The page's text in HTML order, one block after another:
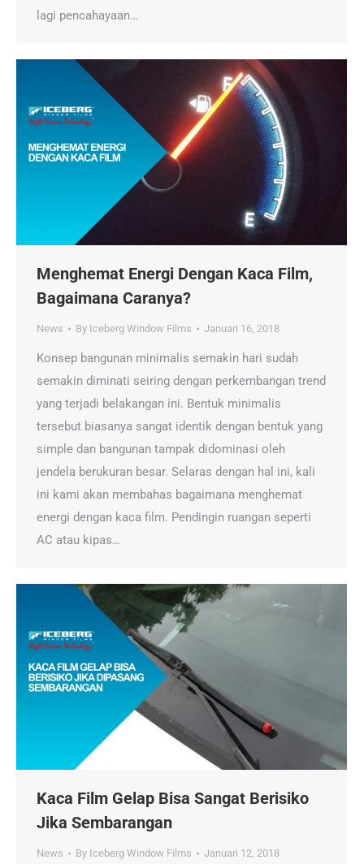
lagi pencahayaan…
Menghemat Energi Dengan Kaca Film,
Bagaimana Caranya?
News By Iceberg Window Films Januari 16, 2018
Konsep bangunan minimalis semakin hari sudah
semakin diminati seiring dengan perkembangan trend
yang terjadi belakangan ini. Bentuk minimalis
tersebut biasanya sangat identik dengan bentuk yang
simple dan bangunan tampak didominasi oleh
jendela berukuran besar. Selaras dengan hal ini, kali
ini kami akan membahas bagaimana menghemat
energi dengan kaca film. Pendingin ruangan seperti
AC atau kipas…
Kaca Film Gelap Bisa Sangat Berisiko
Jika Sembarangan
News By Iceberg Window Films Januari 12, 2018